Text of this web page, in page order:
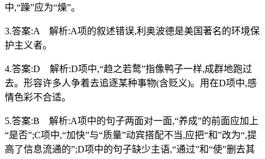
中,“躁”应为“燥”。
3.答案:A 解析:A项的叙述错误,利奥波德是美国著名的环境保
护主义者。
4.答案:D 解析:D项中,“趋之若鹜”指像鸭子一样,成群地跑过
去。形容许多人争着去追逐某种事物(含贬义)。用在D项中,感
情色彩不合适。
5.答案:B 解析:A项中的句子两面对一面,“养成”的前面应加上
“是否”;C项中,“加快”与“质量”动宾搭配不当,应把“和”改为“,提
高了信息流通的”;D项中的句子缺少主语,“通过”和“使”删去其